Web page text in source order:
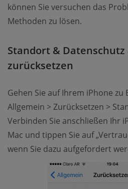
können Sie versuchen das
Methoden zu lösen.
Standort &
zurücksetzen
Gehen Sie auf Ihrem iPhone zu
Allgemein > Zurücksetzen >
Verbinden Sie anschließen Ihr
Mac und tippen Sie auf
wenn Sie dazu aufgefordert